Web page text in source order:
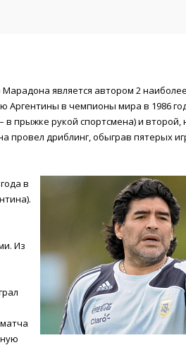
является автором 2
Аргентины в чемпионы мира в 1986
в прыжке рукой спортсмена) и второй,
провел дриблинг, обыграв пятерых
в
Из